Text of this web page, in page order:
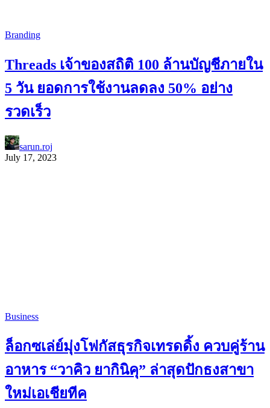
Branding
Threads เจ้าของสถิติ 100 ล้านบัญชีภายใน
5 วัน ยอดการใช้งานลดลง 50% อย่าง
รวดเร็ว
sarun.roj
July 17, 2023
Business
ล็อกซเล่ย์มุ่งโฟกัสธุรกิจเทรดดิ้ง ควบคู่ร้าน
อาหาร “วาคิว ยากินิคุ” ล่าสุดปักธงสาขา
ใหม่เอเชียทีค